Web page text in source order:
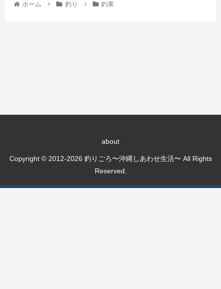
ホーム 釣り 釣果
about
Copyright © 2012-2026 釣りごろ〜沖縄しあわせ生活〜 All Rights
Reserved.